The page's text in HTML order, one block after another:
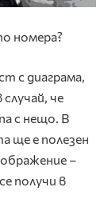
номера?
с диаграма,
че
с нещо. В
ще е полезен
–
получи в